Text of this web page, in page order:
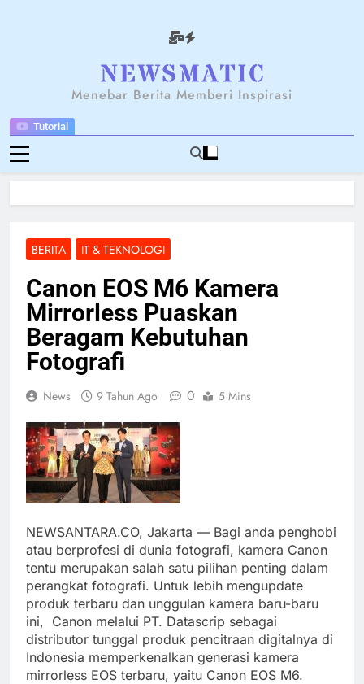
Tutorial
NEWSANTARA
Menebar Berita Memberi Inspirasi
BERITA IT & TEKNOLOGI
Canon EOS M6 Kamera
Mirrorless Puaskan
Beragam Kebutuhan
Fotografi
News 9 Tahun Ago 0 5 Mins
NEWSANTARA.CO, Jakarta — Bagi anda penghobi
atau berprofesi di dunia fotografi, kamera Canon
tentu merupakan salah satu pilihan penting dalam
perangkat fotografi. Untuk lebih mengupdate
produk terbaru dan unggulan kamera baru-baru
ini, Canon melalui PT. Datascrip sebagai
distributor tunggal produk pencitraan digitalnya di
Indonesia memperkenalkan generasi kamera
mirrorless EOS terbaru, yaitu Canon EOS M6.